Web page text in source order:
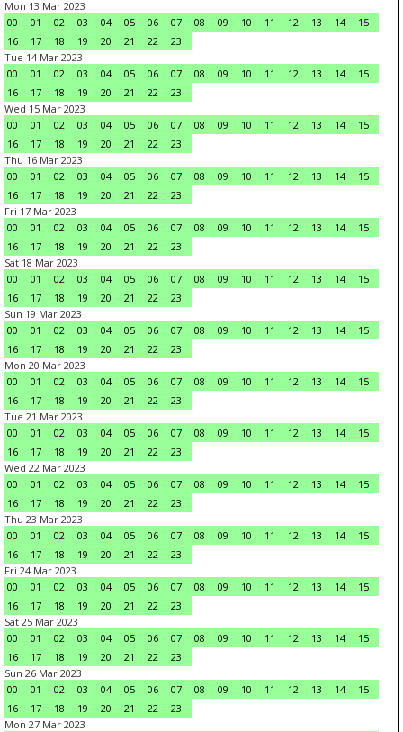
Mon 13 Mar 2023
00
01 02 03 04 05 06 07 08 09 10 11 12 13 14
15
16
17 18 19 20 21 22
23
Tue 14 Mar 2023
00
01 02 03 04 05 06 07 08 09 10 11 12 13 14
15
16
17 18 19 20 21 22
23
Wed 15 Mar 2023
00
01 02 03 04 05 06 07 08 09 10 11 12 13 14
15
16
17 18 19 20 21 22
23
Thu 16 Mar 2023
00
01 02 03 04 05 06 07 08 09 10 11 12 13 14
15
16
17 18 19 20 21 22
23
Fri 17 Mar 2023
00
01 02 03 04 05 06 07 08 09 10 11 12 13 14
15
16
17 18 19 20 21 22
23
Sat 18 Mar 2023
00
01 02 03 04 05 06 07 08 09 10 11 12 13 14
15
16
17 18 19 20 21 22
23
Sun 19 Mar 2023
00
01 02 03 04 05 06 07 08 09 10 11 12 13 14
15
16
17 18 19 20 21 22
23
Mon 20 Mar 2023
00
01 02 03 04 05 06 07 08 09 10 11 12 13 14
15
16
17 18 19 20 21 22
23
Tue 21 Mar 2023
00
01 02 03 04 05 06 07 08 09 10 11 12 13 14
15
16
17 18 19 20 21 22
23
Wed 22 Mar 2023
00
01 02 03 04 05 06 07 08 09 10 11 12 13 14
15
16
17 18 19 20 21 22
23
Thu 23 Mar 2023
00
01 02 03 04 05 06 07 08 09 10 11 12 13 14
15
16
17 18 19 20 21 22
23
Fri 24 Mar 2023
00
01 02 03 04 05 06 07 08 09 10 11 12 13 14
15
16
17 18 19 20 21 22
23
Sat 25 Mar 2023
00
01 02 03 04 05 06 07 08 09 10 11 12 13 14
15
16
17 18 19 20 21 22
23
Sun 26 Mar 2023
00
01 02 03 04 05 06 07 08 09 10 11 12 13 14
15
16
17 18 19 20 21 22
23
Mon 27 Mar 2023